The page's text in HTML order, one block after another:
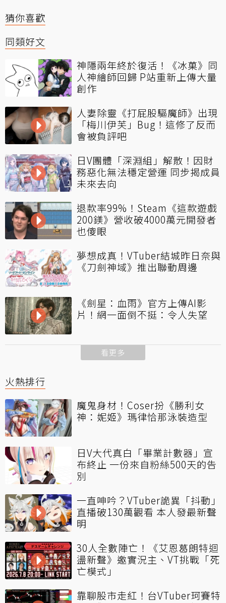
猜你喜歡
同類好文
神隱兩年終於復活！《冰菓》同
人神繪師回歸 P站重新上傳大量
創作
人妻除靈《打屁股驅魔師》出現
「梅川伊芙」Bug！這修了反而
會被負評吧
日V團體「深淵組」解散！因財
務惡化無法穩定營運 同步揭成員
未來去向
退款率99%！Steam《這款遊戲
200鎂》營收破4000萬元開發者
也傻眼
夢想成真！VTuber結城昨日奈與
《刀劍神域》推出聯動周邊
《劍星：血雨》官方上傳AI影
片！網一面倒不挺：令人失望
看更多
火熱排行
魔鬼身材！Coser扮《勝利女
神：妮姬》瑪律恰那泳裝造型
日V大代真白「畢業計數器」宣
布終止 一份來自粉絲500天的告
別
一直呻吟？VTuber詭異「抖動」
直播破130萬觀看 本人發最新聲
明
30人全數陣亡！《艾恩葛朗特迴
盪新聲》邀實況主、VT挑戰「死
亡模式」
靠聊股市走紅！台VTuber珂賽特